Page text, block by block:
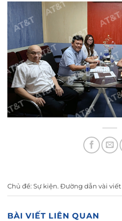
Chủ đề: Sự kiện. Đường dẫn vài viết
BÀI VIẾT LIÊN QUAN